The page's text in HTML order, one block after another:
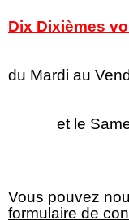
Dix Dixièmes
du Mardi au
14h-
et le
14h-
Vous pouvez
formulaire de